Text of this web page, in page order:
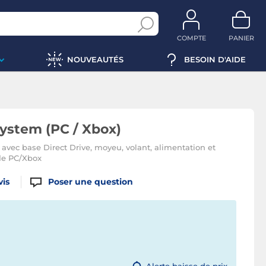
COMPTE PANIER
NOUVEAUTÉS BESOIN D'AIDE
(PC / Xbox)
base Direct Drive, moyeu, volant, alimentation et
PC/Xbox
Poser une question